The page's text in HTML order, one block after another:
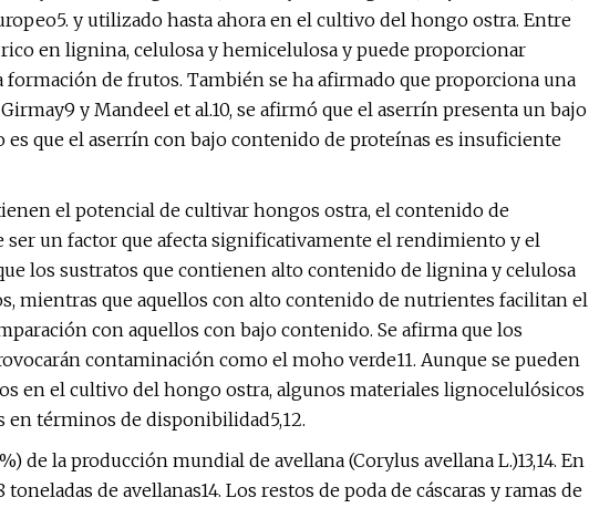
y utilizado hasta ahora en el cultivo del hongo ostra. Entre
en lignina, celulosa y hemicelulosa y puede proporcionar
de frutos. También se ha afirmado que proporciona una
y Mandeel et al.10, se afirmó que el aserrín presenta un bajo
que el aserrín con bajo contenido de proteínas es insuficiente
el potencial de cultivar hongos ostra, el contenido de
un factor que afecta significativamente el rendimiento y el
los sustratos que contienen alto contenido de lignina y celulosa
mientras que aquellos con alto contenido de nutrientes facilitan el
con aquellos con bajo contenido. Se afirma que los
contaminación como el moho verde11. Aunque se pueden
en el cultivo del hongo ostra, algunos materiales lignocelulósicos
términos de disponibilidad5,12.
de la producción mundial de avellana (Corylus avellana L.)13,14. En
de avellanas14. Los restos de poda de cáscaras y ramas de